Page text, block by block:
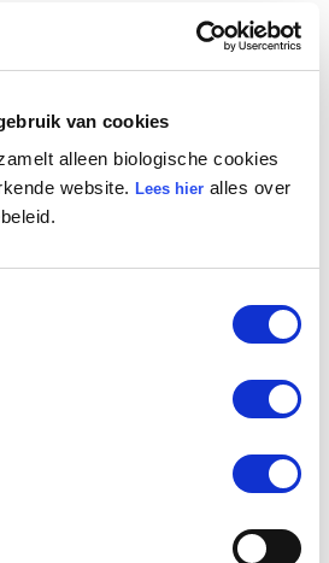
van cookies
alleen biologische cookies
website. Lees hier alles over
krijgen. Wat nu? Wie wil er nou
strooien?
snoep?